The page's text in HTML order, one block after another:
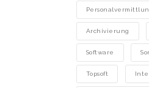
Archivierung
Software
Topsoft